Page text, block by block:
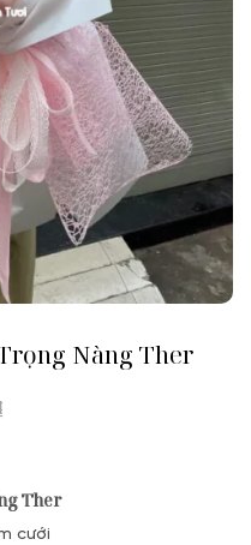
Nàng Ther
Ther
cưới